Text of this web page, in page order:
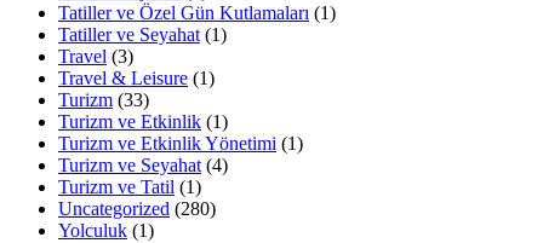
Tatiller ve Özel Gün Kutlamaları (1)
Tatiller ve Seyahat (1)
Travel (3)
Travel & Leisure (1)
Turizm (33)
Turizm ve Etkinlik (1)
Turizm ve Etkinlik Yönetimi (1)
Turizm ve Seyahat (4)
Turizm ve Tatil (1)
Uncategorized (280)
Yolculuk (1)